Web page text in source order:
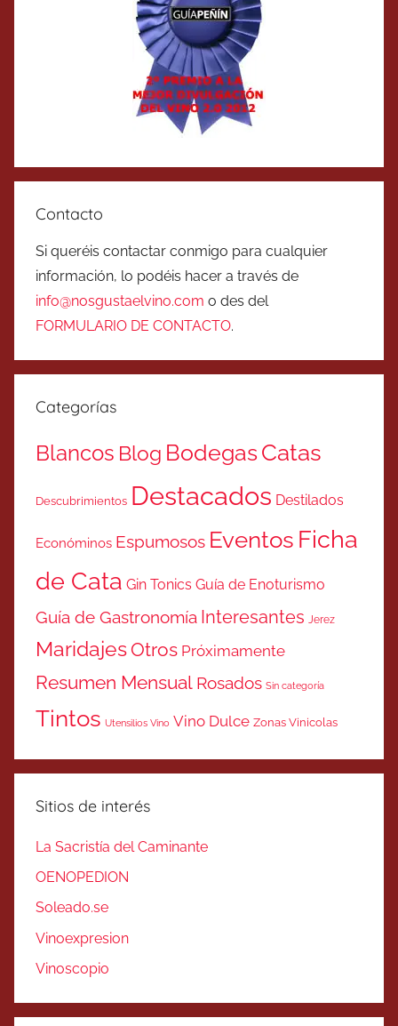
Contacto
Si queréis contactar conmigo para cualquier
información, lo podéis hacer a través de
info@nosgustaelvino.com o des del
FORMULARIO DE CONTACTO.
Categorías
Blancos Blog BodegasCatas
Descubrimientos Destacados Destilados
Económinos Espumosos Eventos Ficha
de Cata Gin Tonics Guía de Enoturismo
Guía de Gastronomía Interesantes Jerez
MaridajesOtros Próximamente
Resumen Mensual Rosados Sin categoría
Tintos Utensilios Vino Vino Dulce Zonas Vinicolas
Sitios de interés
La Sacristía del Caminante
OENOPEDION
Soleado.se
Vinoexpresion
Vinoscopio